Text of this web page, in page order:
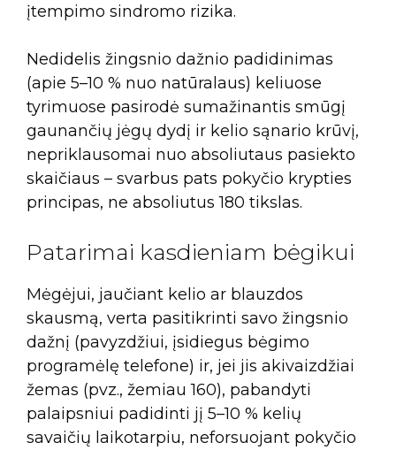
įtempimo sindromo rizika.
Nedidelis žingsnio dažnio padidinimas
(apie 5–10 % nuo natūralaus) keliuose
tyrimuose pasirodė sumažinantis smūgį
gaunančių jėgų dydį ir kelio sąnario krūvį,
nepriklausomai nuo absoliutaus pasiekto
skaičiaus – svarbus pats pokyčio krypties
principas, ne absoliutus 180 tikslas.
Patarimai kasdieniam bėgikui
Mėgėjui, jaučiant kelio ar blauzdos
skausmą, verta pasitikrinti savo žingsnio
dažnį (pavyzdžiui, įsidiegus bėgimo
programėlę telefone) ir, jei jis akivaizdžiai
žemas (pvz., žemiau 160), pabandyti
palaipsniui padidinti jį 5–10 % kelių
savaičių laikotarpiu, neforsuojant pokyčio